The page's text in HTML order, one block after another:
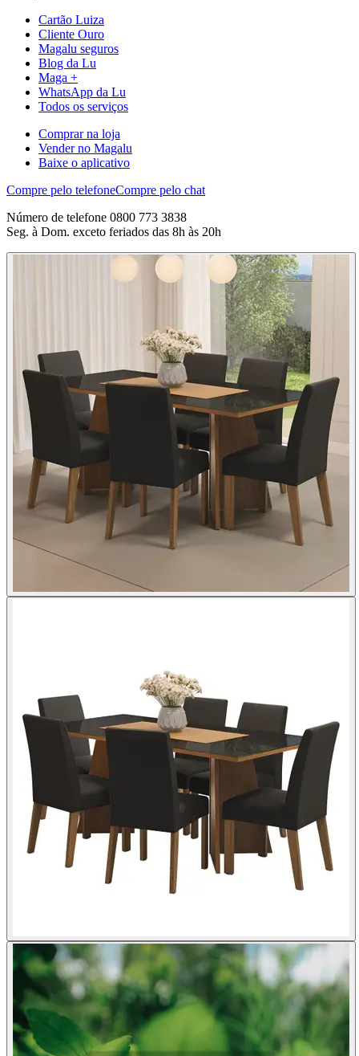
Cartão Luiza
Cliente Ouro
Magalu seguros
Blog da Lu
Maga +
WhatsApp da Lu
Todos os serviços
Comprar na loja
Vender no Magalu
Baixe o aplicativo
Compre pelo telefoneCompre pelo chat
Número de telefone 0800 773 3838
Seg. à Dom. exceto feriados das 8h às 20h